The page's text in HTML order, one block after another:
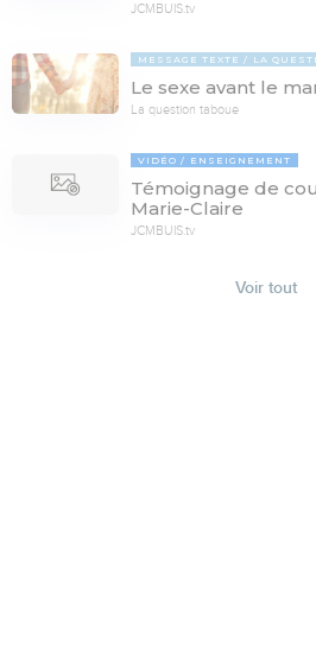
JCMBUIS.tv
MESSAGE TEXTE LA
Le sexe avant le
La question taboue
VIDÉO ENSEIGNEMENT
Témoignage de
Marie-Claire
JCMBUIS.tv
Voir tout